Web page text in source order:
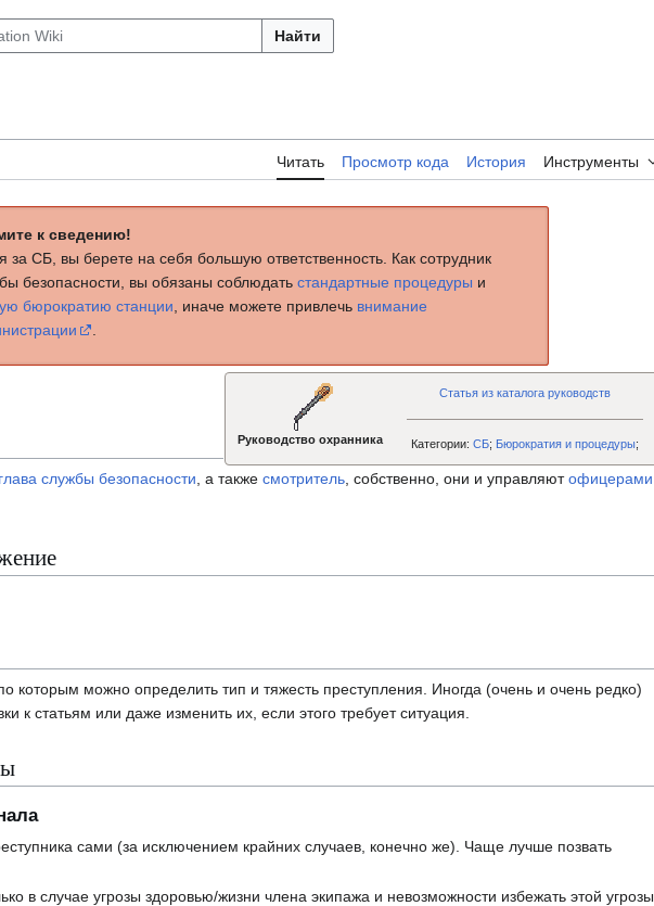
Найти
Читать Просмотр кода История Инструменты
к сведению!
за СБ, вы берете на себя большую ответственность. Как сотрудник
безопасности, вы обязаны соблюдать стандартные процедуры и
бюрократию станции , иначе можете привлечь внимание
Руководство охранника
Статья из каталога руководств
Категории: СБ; Бюрократия и процедуры;
глава службы безопасности , а также смотритель , собственно, они и управляютофицерами
которым можно определить тип и тяжесть преступления. Иногда (очень и очень редко)
к статьям или даже изменить их, если этого требует ситуация.
сами (за исключением крайних случаев, конечно же). Чаще лучше позвать
в случае угрозы здоровью/жизни члена экипажа и невозможности избежать этой угрозы.